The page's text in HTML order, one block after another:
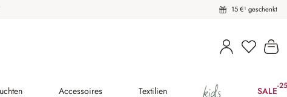
15 €¹ geschenkt
Du hast
Accessoires Textilien SALE-